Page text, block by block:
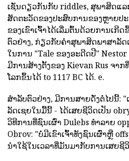
ເຊັ່ນດຽວກັນກັບ riddles, ສຸພາສິດແ
ສັດຕະວັດຂອງປະສົບການຂອງຫຼາຍປ
ຂອງເຂົາເຈົ້າໄດ້ເລີ່ມຕົ້ນດ້ວຍການເກີ
ຕົວຢ່າງ, ກ່ຽວກັບຄໍາສຸພາສິດພາສາລັດ
ໃນການ "Tale ຂອງອະດີດປີ"
ມີການສ້າງຕັ້ງຂອງ Kievan Rus ຈາກ
ໂລກຂຶ້ນໄດ້ to 1117 BC ໄດ້. e.
ສໍາລັບຕົວຢ່າງ, ມີການສາຍດັ່ງຕໍ່ໄປນີ້:
ລັດເຊຍໃນມື້ນີ້ - ໄດ້ເສຍຊີວິດເປັນ
ວິທີການທີ່ຊົນເຜົ່າ Dulebs ທໍາລາຍ
Obrov: "ບໍ່ມີເຂົາເຈົ້າທັງຊົນເຜົ່າຫຼື
ນໍາໃຊ້ໃນເວລາທີ່ມັນມາກັບການເສຍ